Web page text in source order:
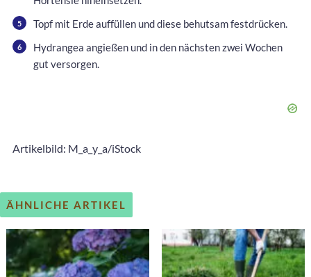
Topf mit Erde auffüllen und diese behutsam festdrücken.
Hydrangea angießen und in den nächsten zwei Wochen
gut versorgen.
Artikelbild: M_a_y_a/iStock
ÄHNLICHE ARTIKEL